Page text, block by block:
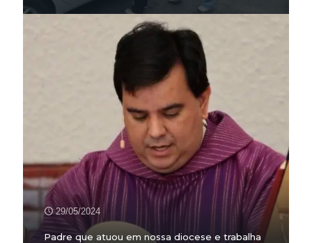
29/05/2024
Padre que atuou em nossa diocese e trabalha